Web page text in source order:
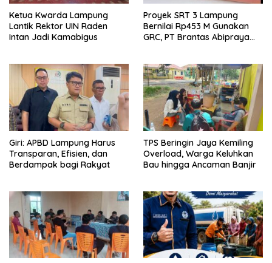
Ketua Kwarda Lampung
Lantik Rektor UIN Raden
Intan Jadi Kamabigus
Proyek SRT 3 Lampung
Bernilai Rp453 M Gunakan
GRC, PT Brantas Abipraya
Giri: APBD Lampung Harus
Transparan, Efisien, dan
Berdampak bagi Rakyat
TPS Beringin Jaya Kemiling
Overload, Warga Keluhkan
Bau hingga Ancaman Banjir